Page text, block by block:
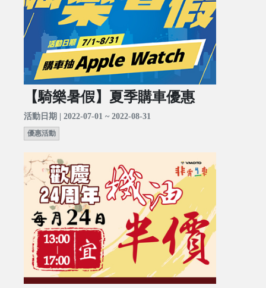
【騎樂暑假】夏季購車優惠
活動日期 | 2022-07-01 ~ 2022-08-31
優惠活動